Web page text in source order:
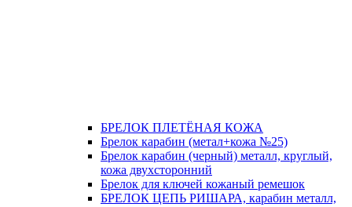
БРЕЛОК ПЛЕТЁНАЯ КОЖА
Брелок карабин (метал+кожа №25)
Брелок карабин (черный) металл, круглый,
кожа двухсторонний
Брелок для ключей кожаный ремешок
БРЕЛОК ЦЕПЬ РИШАРА, карабин металл,